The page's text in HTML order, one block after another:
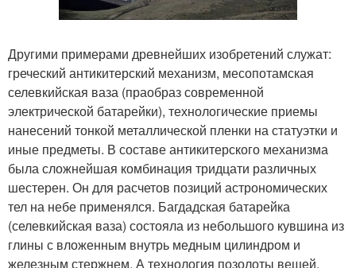
Другими примерами древнейших изобретений служат:
греческий антикитерский механизм, месопотамская
селевкийская ваза (праобраз современной
электрической батарейки), технологические приемы
нанесений тонкой металлической пленки на статуэтки и
иные предметы. В составе антикитерского механизма
была сложнейшая комбинация тридцати различных
шестерен. Он для расчетов позиций астрономических
тел на небе применялся. Багдадская батарейка
(селевкийская ваза) состояла из небольшого кувшина из
глины с вложенным внутрь медным цилиндром и
железным стержнем. А технология позолоты вещей,